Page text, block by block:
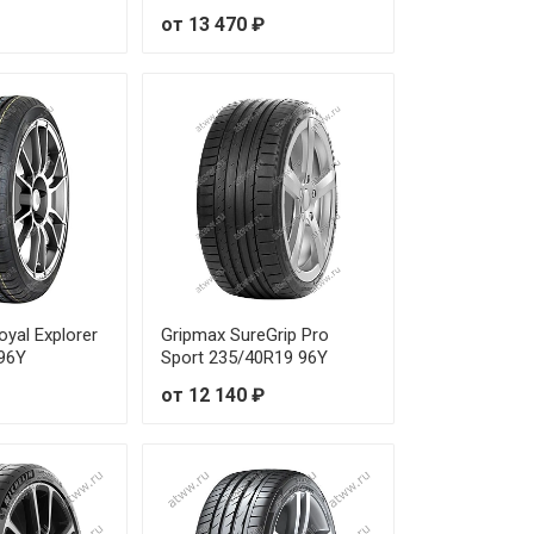
730 ₽
200 ₽
480 ₽
650 ₽
650 ₽
640 ₽
620 ₽
от 13 470 ₽
Explorer
Gripmax SureGrip Pro
Sport 235/40R19 96Y
от 12 140 ₽